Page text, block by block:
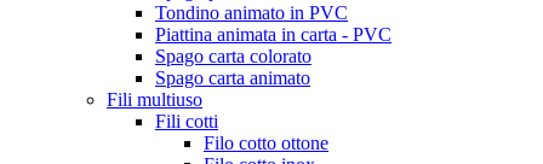
Tondino animato in PVC
Piattina animata in carta - PVC
Spago carta colorato
Spago carta animato
Fili multiuso
Fili cotti
Filo cotto ottone